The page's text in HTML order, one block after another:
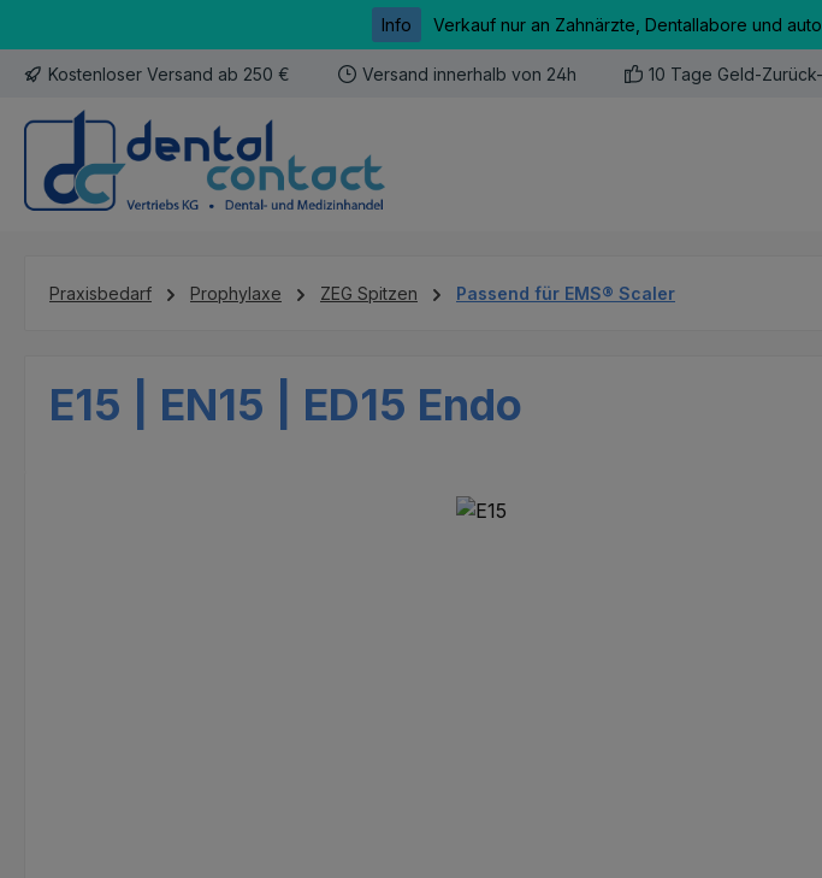
Info Verkauf nur an Zahnärzte, Dentallabore und
Kostenloser Versand ab 250 € Versand innerhalb von 24h 10 Tage Geld-
Praxisbedarf Prophylaxe ZEG Spitzen Passend für EMS® Scaler
E15 | EN15 | ED15 Endo